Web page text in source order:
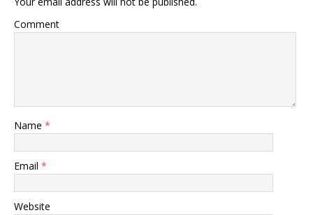
Comment
Name *
Email *
Website